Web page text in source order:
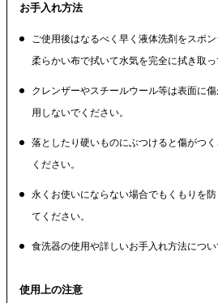
お手入れ方法
ご使用後はなるべく早く液体洗剤をスポ
柔らかい布で拭いて水気を完全に拭き取っ
クレンザーやスチールウール等は表面に
用しないでください。
落としたり硬いものにぶつけると傷がつ
ください。
永くお使いにならない場合でもくもりを
てください。
食洗器の使用や詳しいお手入れ方法につ
使用上の注意